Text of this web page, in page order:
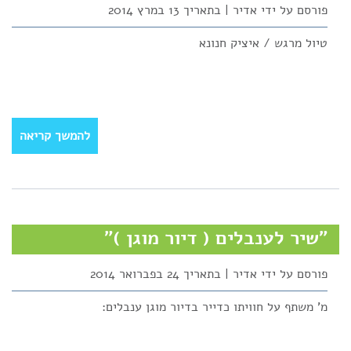
פורסם על ידי אדיר | בתאריך 13 במרץ 2014
טיול מרגש / איציק חנונא
להמשך קריאה
"שיר לענבלים ( דיור מוגן )"
פורסם על ידי אדיר | בתאריך 24 בפברואר 2014
מ' משתף על חוויתו כדייר בדיור מוגן ענבלים: